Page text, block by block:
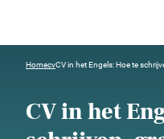
HomecvCV in het Engels: Hoe te
CV in het